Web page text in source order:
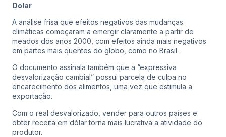
Dolar
A análise frisa que efeitos negativos das mudanças
climáticas começaram a emergir claramente a partir de
meados dos anos 2000, com efeitos ainda mais negativos
em partes mais quentes do globo, como no Brasil.
O documento assinala também que a “expressiva
desvalorização cambial” possui parcela de culpa no
encarecimento dos alimentos, uma vez que estimula a
exportação.
Com o real desvalorizado, vender para outros países e
obter receita em dólar torna mais lucrativa a atividade do
produtor.